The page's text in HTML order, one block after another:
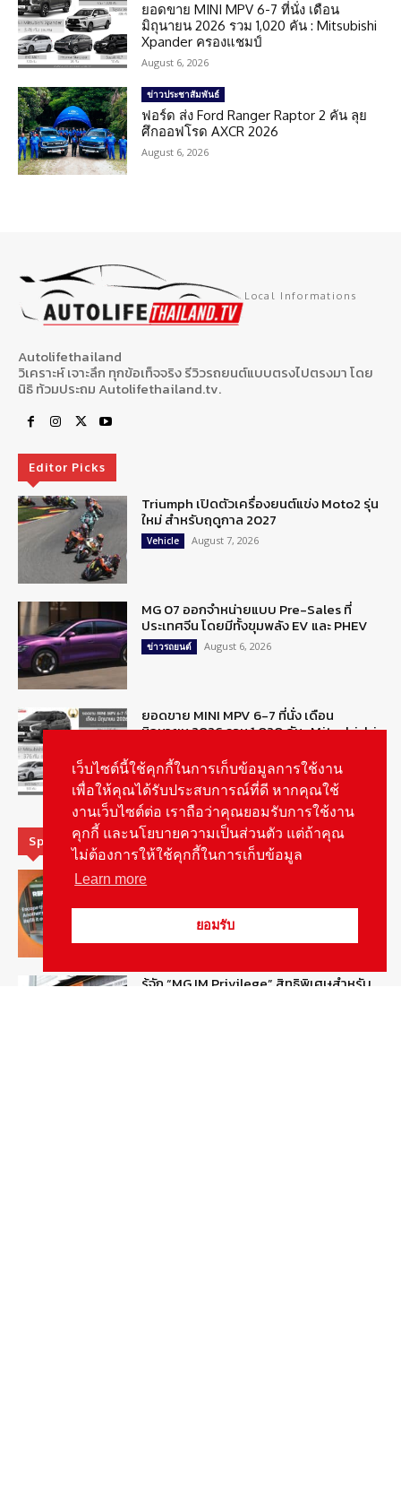
ยอดขาย MINI MPV 6-7 ที่นั่ง เดือน
มิถุนายน 2026 รวม 1,020 คัน : Mitsubishi
Xpander ครองแชมป์
August 6, 2026
ข่าวประชาสัมพันธ์
ฟอร์ด ส่ง Ford Ranger Raptor 2 คัน ลุย
ศึกออฟโรด AXCR 2026
August 6, 2026
Local Informations
Autolifethailand
วิเคราะห์ เจาะลึก ทุกข้อเท็จจริง รีวิวรถยนต์แบบตรงไปตรงมา โดย
นิธิ ท้วมประถม Autolifethailand.tv.
Editor Picks
Triumph เปิดตัวเครื่องยนต์แข่ง Moto2 รุ่น
ใหม่ สำหรับฤดูกาล 2027
Vehicle August 7, 2026
MG 07 ออกจำหน่ายแบบ Pre-Sales ที่
ประเทศจีน โดยมีทั้งขุมพลัง EV และ PHEV
ข่าวรถยนต์ August 6, 2026
ยอดขาย MINI MPV 6-7 ที่นั่ง เดือน
มิถุนายน 2026 รวม 1,020 คัน : Mitsubishi
ข่าวรถยนต์ August 6, 2026
Special Picks
MG ลั่นกลองรบ! เตรียมลุยชิงส่วนแบ่งตลาด
รู้จัก “MG IM Privilege” สิทธิพิเศษสำหรับ
เว็บไซต์นี้ใช้คุกกี้ในการเก็บข้อมูลการใช้งาน
เพื่อให้คุณได้รับประสบการณ์ที่ดี หากคุณใช้
งานเว็บไซต์ต่อ เราถือว่าคุณยอมรับการใช้งาน
คุกกี้ และนโยบายความเป็นส่วนตัว แต่ถ้าคุณ
ไม่ต้องการให้ใช้คุกกี้ในการเก็บข้อมูล
Learn more
ยอมรับ